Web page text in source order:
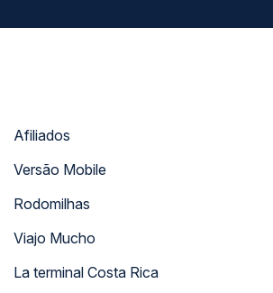
Afiliados
Versão Mobile
Rodomilhas
Viajo Mucho
La terminal Costa Rica